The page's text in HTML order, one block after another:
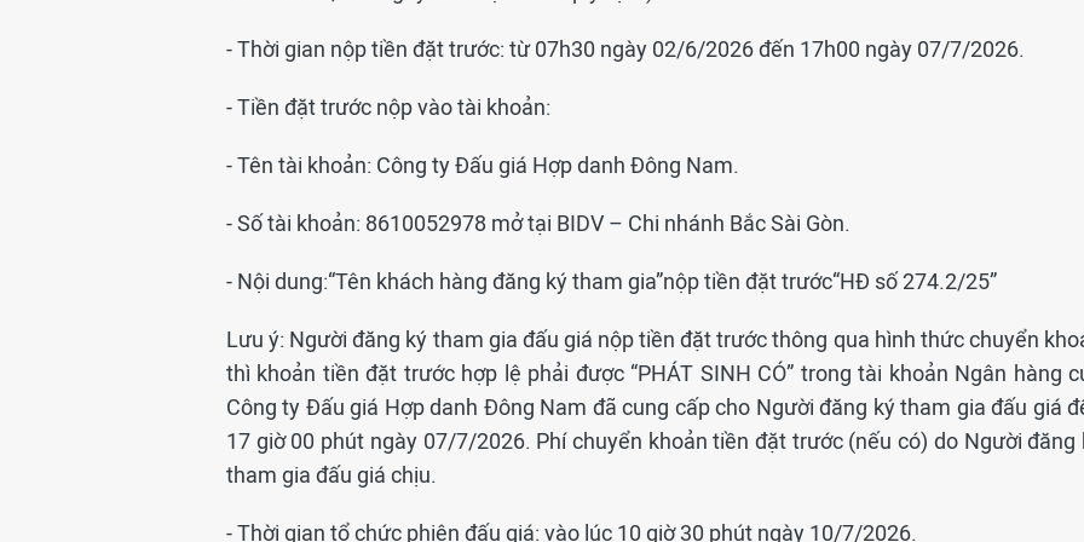
- Thời gian nộp tiền đặt trước: từ 07h30 ngày 02/6/2026 đến 17h00 ngày 07/7/2026.
- Tiền đặt trước nộp vào tài khoản:
- Tên tài khoản: Công ty Đấu giá Hợp danh Đông Nam.
- Số tài khoản: 8610052978 mở tại BIDV – Chi nhánh Bắc Sài Gòn.
- Nội dung:“Tên khách hàng đăng ký tham gia”nộp tiền đặt trước“HĐ số 274.2/25”
Lưu ý: Người đăng ký tham gia đấu giá nộp tiền đặt trước thông qua hình thức chuyển
thì khoản tiền đặt trước hợp lệ phải được “PHÁT SINH CÓ” trong tài khoản Ngân hàng
Công ty Đấu giá Hợp danh Đông Nam đã cung cấp cho Người đăng ký tham gia đấu giá
17 giờ 00 phút ngày 07/7/2026. Phí chuyển khoản tiền đặt trước (nếu có) do Người đăng
tham gia đấu giá chịu.
- Thời gian tổ chức phiên đấu giá: vào lúc 10 giờ 30 phút ngày 10/7/2026.